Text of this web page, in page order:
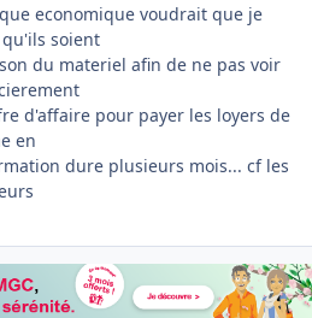
economique voudrait que je
soient
du materiel afin de ne pas voir
d'affaire pour payer les loyers de
en
dure plusieurs mois... cf les